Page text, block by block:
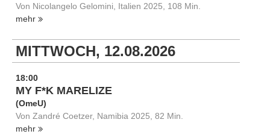
Von Nicolangelo Gelomini, Italien 2025, 108 Min.
mehr
MITTWOCH, 12.08.2026
18:00
MY F*K MARELIZE
(OmeU)
Von Zandré Coetzer, Namibia 2025, 82 Min.
mehr